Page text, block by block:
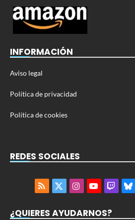
INFORMACIÓN
Aviso legal
Política de privacidad
Política de cookies
REDES SOCIALES
RSS
X
InstagramYouTubeTwitch
¿QUIERES AYUDARNOS?